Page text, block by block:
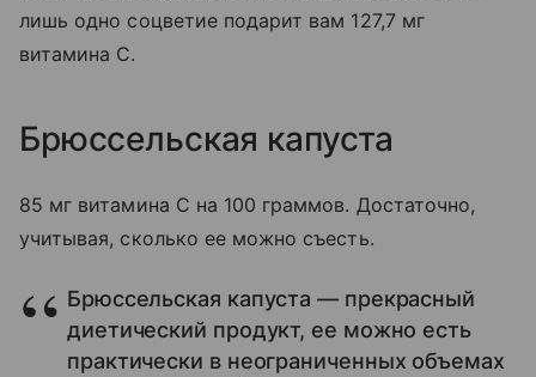
лишь одно соцветие подарит вам 127,7 мг
витамина С.
Брюссельская капуста
85 мг витамина С на 100 граммов. Достаточно,
учитывая, сколько ее можно съесть.
Брюссельская капуста — прекрасный
диетический продукт, ее можно есть
практически в неограниченных объемах